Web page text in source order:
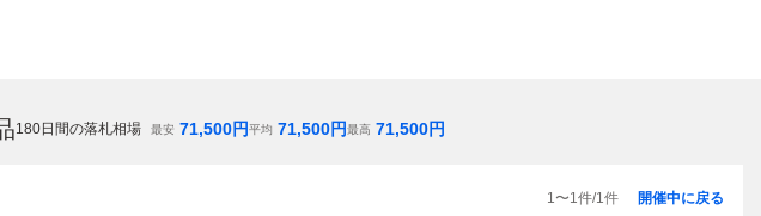
180日間の落札相場 最安 71,500円平均 71,500円最高 71,500円
1〜1件/1件 開催中に戻る